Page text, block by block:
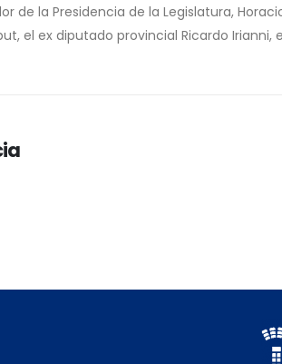
de la Presidencia de la Legislatura,
el ex diputado provincial Ricardo Irianni,